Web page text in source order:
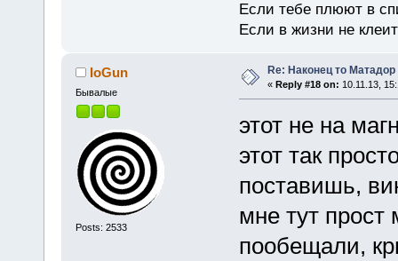
Если тебе плюют в
Если в жизни не
IoGun
Бывалые
Posts: 2533
Re: Наконец то
« Reply #18 on: 10.11.13,
этот не на
этот так
поставишь,
мне тут прост
пообещали,